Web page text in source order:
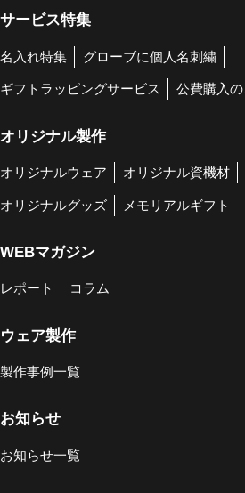
サービス特集
名入れ特集 グローブに個人名刺繍
ギフトラッピングサービス 公費購入
オリジナル製作
オリジナルウェア オリジナル資機材
オリジナルグッズ メモリアルギフト
WEBマガジン
レポート コラム
ウェア製作
製作事例一覧
お知らせ
お知らせ一覧